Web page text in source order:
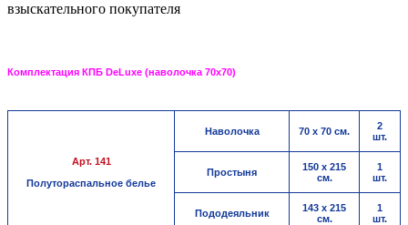
взыскательного покупателя
Комплектация КПБ DeLuxe (наволочка 70х70)
Арт. 141
Полутораспальное белье
Наволочка 70 х 70 см.
2
шт.
Простыня
150 х 215
см.
1
шт.
Пододеяльник
143 х 215
см.
1
шт.